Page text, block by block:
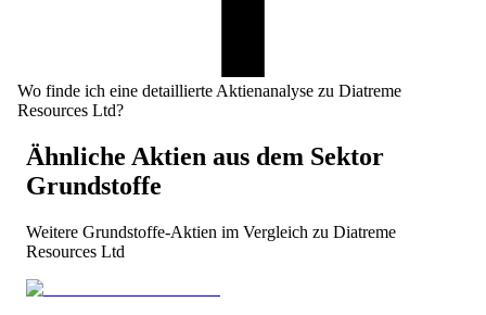
Wo finde ich eine detaillierte Aktienanalyse zu Diatreme
Resources Ltd?
Ähnliche Aktien aus dem Sektor
Grundstoffe
Weitere Grundstoffe-Aktien im Vergleich zu Diatreme
Resources Ltd